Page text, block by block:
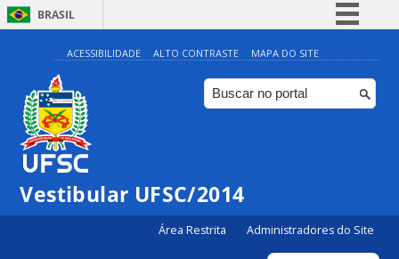
BRASIL
Simplifique!
Comunica BR
Participe
ACESSIBILIDADE ALTO CONTRASTE MAPA DO SITE
Vestibular UFSC/2014
Área Restrita Administradores do Site